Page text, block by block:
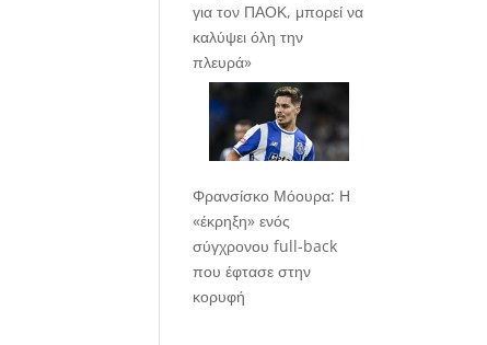
για τον ΠΑΟΚ, μπορεί να
καλύψει όλη την
πλευρά»
Φρανσίσκο Μόουρα: Η
«έκρηξη» ενός
σύγχρονου full-back
που έφτασε στην
κορυφή